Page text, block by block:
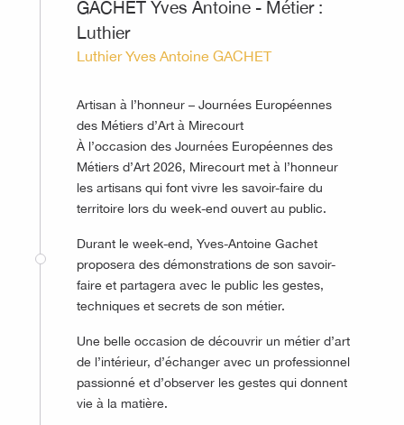
GACHET Yves Antoine - Métier :
Luthier
Luthier Yves Antoine GACHET
Artisan à l’honneur – Journées Européennes
des Métiers d’Art à Mirecourt
À l’occasion des Journées Européennes des
Métiers d’Art 2026, Mirecourt met à l’honneur
les artisans qui font vivre les savoir-faire du
territoire lors du week-end ouvert au public.
Durant le week-end, Yves-Antoine Gachet
proposera des démonstrations de son savoir-
faire et partagera avec le public les gestes,
techniques et secrets de son métier.
Une belle occasion de découvrir un métier d’art
de l’intérieur, d’échanger avec un professionnel
passionné et d’observer les gestes qui donnent
vie à la matière.